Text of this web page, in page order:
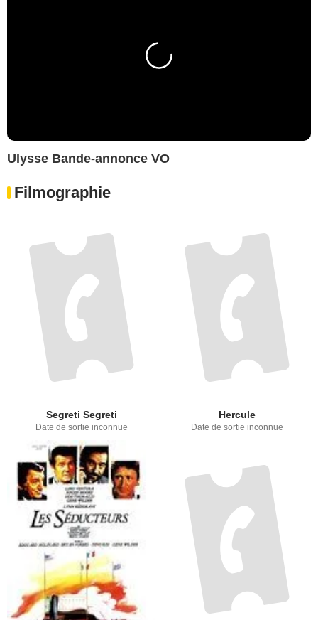
Ulysse Bande-annonce VO
Filmographie
Segreti Segreti
Date de sortie inconnue
Hercule
Date de sortie inconnue